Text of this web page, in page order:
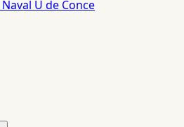
Naval U de Conce